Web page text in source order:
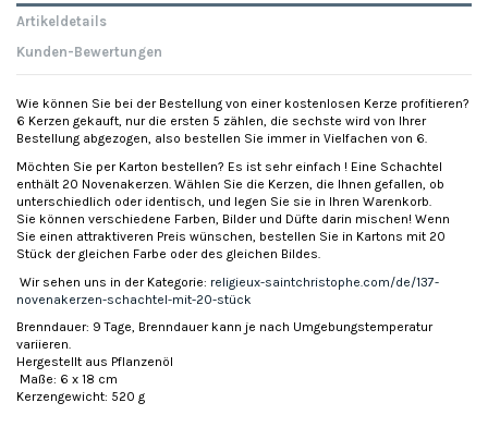
Artikeldetails
Kunden-Bewertungen
Wie können Sie bei der Bestellung von einer kostenlosen Kerze profitieren?
6 Kerzen gekauft, nur die ersten 5 zählen, die sechste wird von Ihrer
Bestellung abgezogen, also bestellen Sie immer in Vielfachen von 6.
Möchten Sie per Karton bestellen? Es ist sehr einfach ! Eine Schachtel
enthält 20 Novenakerzen. Wählen Sie die Kerzen, die Ihnen gefallen, ob
unterschiedlich oder identisch, und legen Sie sie in Ihren Warenkorb.
Sie können verschiedene Farben, Bilder und Düfte darin mischen! Wenn
Sie einen attraktiveren Preis wünschen, bestellen Sie in Kartons mit 20
Stück der gleichen Farbe oder des gleichen Bildes.
Wir sehen uns in der Kategorie: religieux-saintchristophe.com/de/137-
novenakerzen-schachtel-mit-20-stück
Brenndauer: 9 Tage, Brenndauer kann je nach Umgebungstemperatur
variieren.
Hergestellt aus Pflanzenöl
Maße: 6 x 18 cm
Kerzengewicht: 520 g